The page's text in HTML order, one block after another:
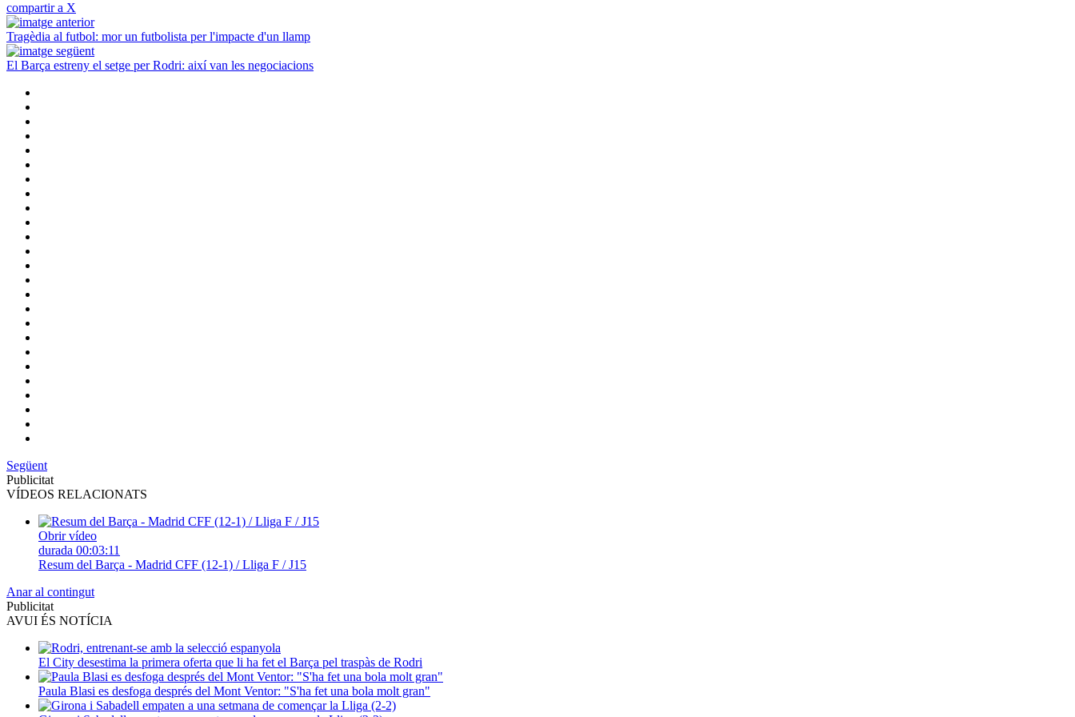
compartir a X
Tragèdia al futbol: mor un futbolista per l'impacte d'un llamp
El Barça estreny el setge per Rodri: així van les negociacions
Següent
Publicitat
VÍDEOS RELACIONATS
Obrir vídeo
durada 00:03:11
Resum del Barça - Madrid CFF (12-1) / Lliga F / J15
Anar al contingut
Publicitat
AVUI ÉS NOTÍCIA
El City desestima la primera oferta que li ha fet el Barça pel traspàs de Rodri
Paula Blasi es desfoga després del Mont Ventor: "S'ha fet una bola molt gran"